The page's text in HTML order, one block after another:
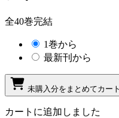
全40巻完結
1巻から
最新刊から
未購入分をまとめてカー
カートに追加しました